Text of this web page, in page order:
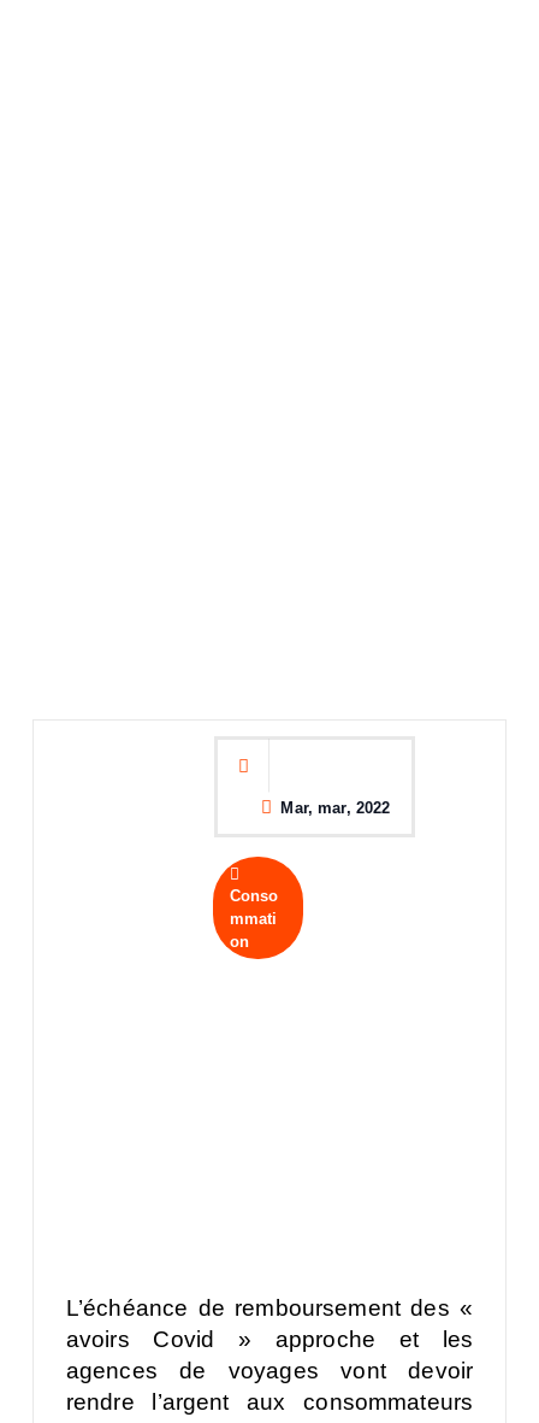
Mar, mar, 2022
Conso
mmati
on
L’échéance de remboursement des «
avoirs Covid » approche et les
agences de voyages vont devoir
rendre l’argent aux consommateurs